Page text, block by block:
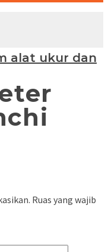
alat ukur dan
Ruas yang wajib